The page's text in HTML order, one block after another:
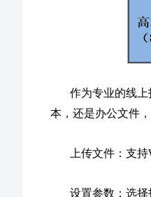
作为专业的线
本，还是办公文件
上传文件：支
设置参数：选择